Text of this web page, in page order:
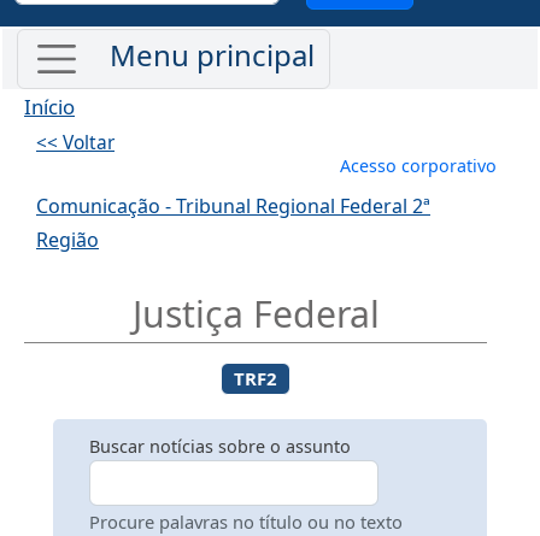
Início
<< Voltar
Menu de
Acesso corporativo
Comunicação - Tribunal Regional Federal 2ª
Região
Justiça Federal
TRF2
Buscar notícias sobre o assunto
Procure palavras no título ou no texto